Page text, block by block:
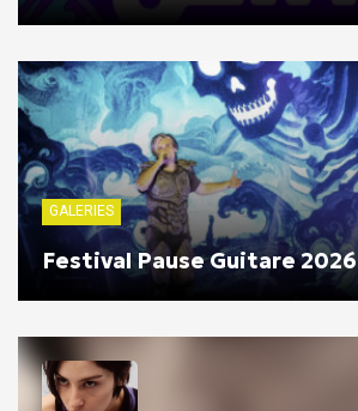
GALERIES
Festival Pause Guitare